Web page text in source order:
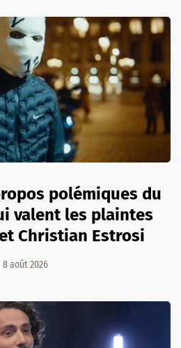
polémiques du
valent les plaintes
Christian Estrosi
8 août 2026